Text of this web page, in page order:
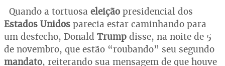
Quando a tortuosa eleição presidencial dos
Estados Unidos parecia estar caminhando para
um desfecho, Donald Trump disse, na noite de 5
de novembro, que estão “roubando” seu segundo
mandato, reiterando sua mensagem de que houve